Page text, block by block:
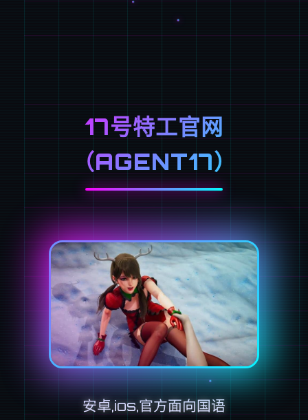
17号特工官网
（AGENT17）
安卓,ios,官方面向国语